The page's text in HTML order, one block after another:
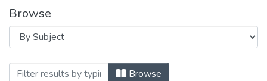
Browse
Browsing Навчально-методичні
Browse